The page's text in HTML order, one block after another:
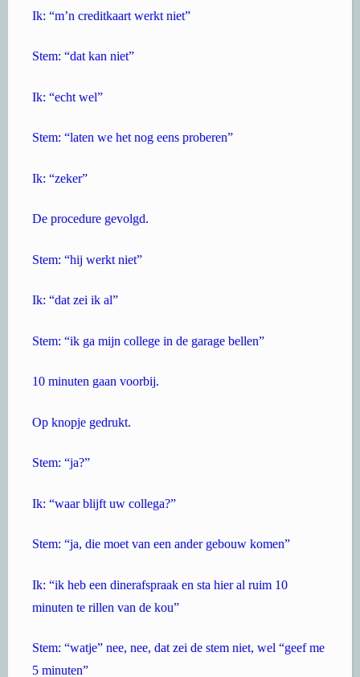
Ik: “m’n creditkaart werkt niet”
Stem: “dat kan niet”
Ik: “echt wel”
Stem: “laten we het nog eens proberen”
Ik: “zeker”
De procedure gevolgd.
Stem: “hij werkt niet”
Ik: “dat zei ik al”
Stem: “ik ga mijn college in de garage bellen”
10 minuten gaan voorbij.
Op knopje gedrukt.
Stem: “ja?”
Ik: “waar blijft uw collega?”
Stem: “ja, die moet van een ander gebouw komen”
Ik: “ik heb een dinerafspraak en sta hier al ruim 10
minuten te rillen van de kou”
Stem: “watje” nee, nee, dat zei de stem niet, wel “geef me
5 minuten”